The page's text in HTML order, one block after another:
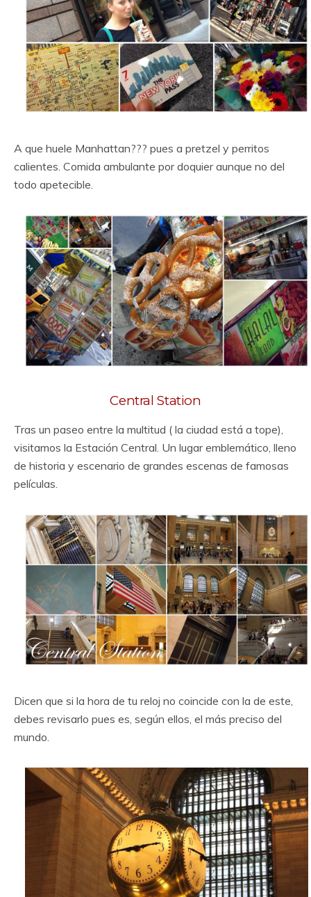
A que huele Manhattan??? pues a pretzel y perritos
calientes. Comida ambulante por doquier aunque no del
todo apetecible.
Central Station
Tras un paseo entre la multitud ( la ciudad está a tope),
visitamos la Estación Central. Un lugar emblemático, lleno
de historia y escenario de grandes escenas de famosas
películas.
Dicen que si la hora de tu reloj no coincide con la de este,
debes revisarlo pues es, según ellos, el más preciso del
mundo.